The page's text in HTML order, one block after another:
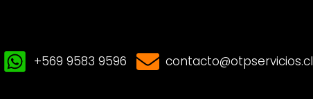
+569 9583 9596 contacto@otpservicios.cl